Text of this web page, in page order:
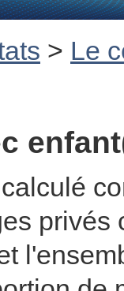
> Le
privés